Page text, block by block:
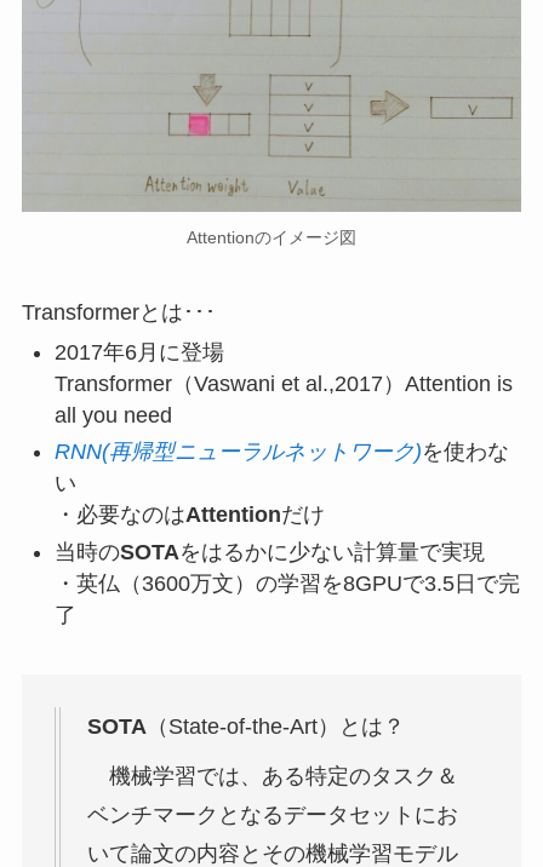
Attentionのイメージ図
Transformerとは･･･
2017年6月に登場
Transformer（Vaswani et al.,2017）Attention is
all you need
RNN(再帰型ニューラルネットワーク)を使わな
い
・必要なのはAttentionだけ
当時のSOTAをはるかに少ない計算量で実現
・英仏（3600万文）の学習を8GPUで3.5日で完
了
SOTA （State-of-the-Art）とは？
機械学習では、ある特定のタスク＆
ベンチマークとなるデータセットにお
いて論文の内容とその機械学習モデル